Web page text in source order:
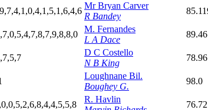
9,7,4,1,0,4,1,5,1,6,4,6
Mr Bryan Carver
R Bandey
M. Fernandes
L A Dace
89.46
D C Costello
N B King
78.96
Loughnane Bil.
Boughey G.
98.0
R. Havlin
76.72